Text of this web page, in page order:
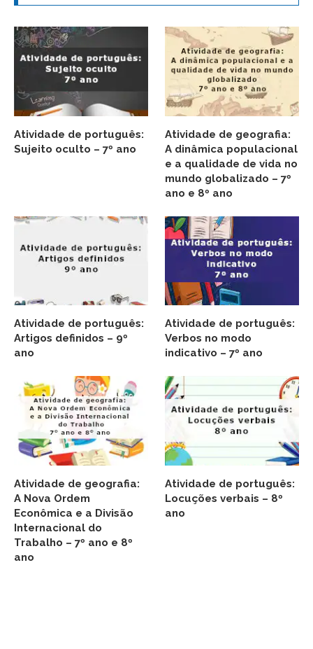
Atividade de português:
Sujeito oculto – 7º ano
Atividade de geografia:
A dinâmica populacional
e a qualidade de vida no
mundo globalizado – 7º
ano e 8º ano
Atividade de português:
Artigos definidos – 9º
ano
Atividade de português:
Verbos no modo
indicativo – 7º ano
Atividade de geografia:
A Nova Ordem
Econômica e a Divisão
Internacional do
Trabalho – 7º ano e 8º
ano
Atividade de português:
Locuções verbais – 8º
ano